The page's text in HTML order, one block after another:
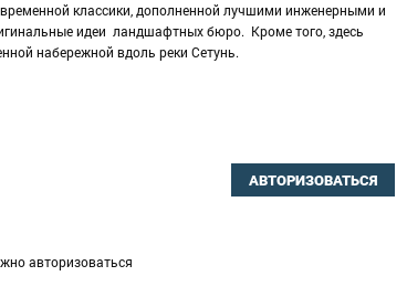
классики, дополненной лучшими инженерными и
идеи ландшафтных бюро. Кроме того, здесь
набережной вдоль реки Сетунь.
АВТОРИЗОВАТЬСЯ
авторизоваться